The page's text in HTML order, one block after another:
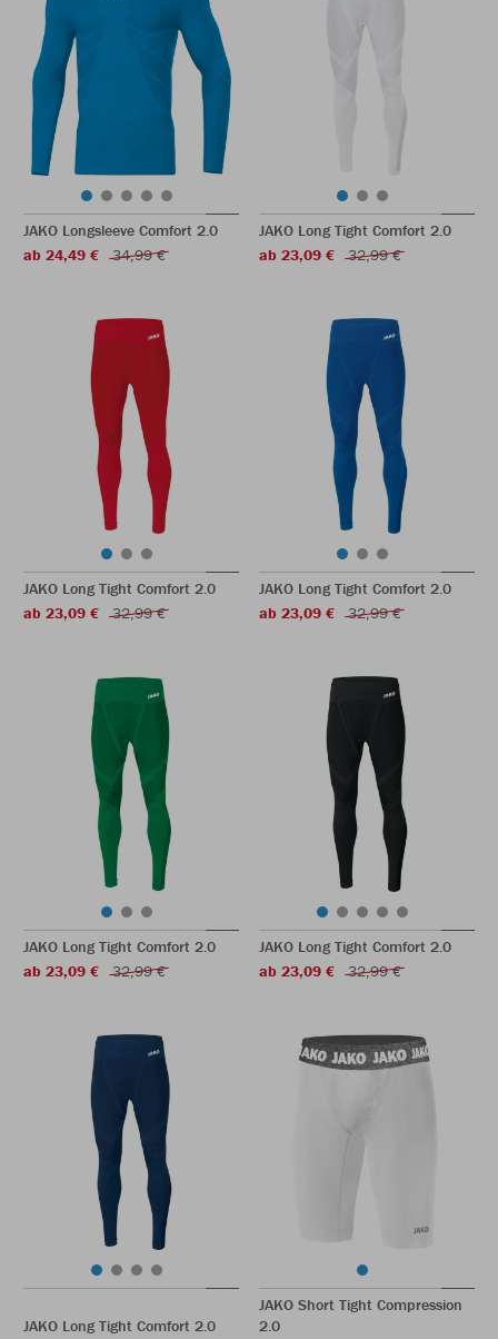
JAKO Longsleeve Comfort 2.0
ab 24,49 €
34,99 €
JAKO Long Tight Comfort 2.0
ab 23,09 €
32,99 €
JAKO Long Tight Comfort 2.0
ab 23,09 €
32,99 €
JAKO Long Tight Comfort 2.0
ab 23,09 €
32,99 €
JAKO Long Tight Comfort 2.0
ab 23,09 €
32,99 €
JAKO Long Tight Comfort 2.0
ab 23,09 €
32,99 €
JAKO Long Tight Comfort 2.0
JAKO Short Tight Compression
2.0